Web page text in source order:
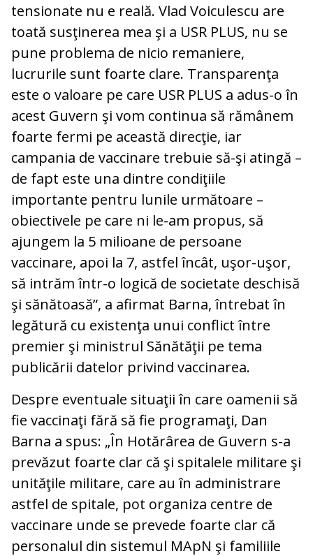
tensionate nu e reală. Vlad Voiculescu are
toată susţinerea mea şi a USR PLUS, nu se
pune problema de nicio remaniere,
lucrurile sunt foarte clare. Transparenţa
este o valoare pe care USR PLUS a adus-o în
acest Guvern şi vom continua să rămânem
foarte fermi pe această direcţie, iar
campania de vaccinare trebuie să-şi atingă –
de fapt este una dintre condiţiile
importante pentru lunile următoare –
obiectivele pe care ni le-am propus, să
ajungem la 5 milioane de persoane
vaccinare, apoi la 7, astfel încât, uşor-uşor,
să intrăm într-o logică de societate deschisă
şi sănătoasă”, a afirmat Barna, întrebat în
legătură cu existenţa unui conflict între
premier şi ministrul Sănătăţii pe tema
publicării datelor privind vaccinarea.
Despre eventuale situaţii în care oamenii să
fie vaccinaţi fără să fie programaţi, Dan
Barna a spus: „În Hotărârea de Guvern s-a
prevăzut foarte clar că şi spitalele militare şi
unităţile militare, care au în administrare
astfel de spitale, pot organiza centre de
vaccinare unde se prevede foarte clar că
personalul din sistemul MApN şi familiile